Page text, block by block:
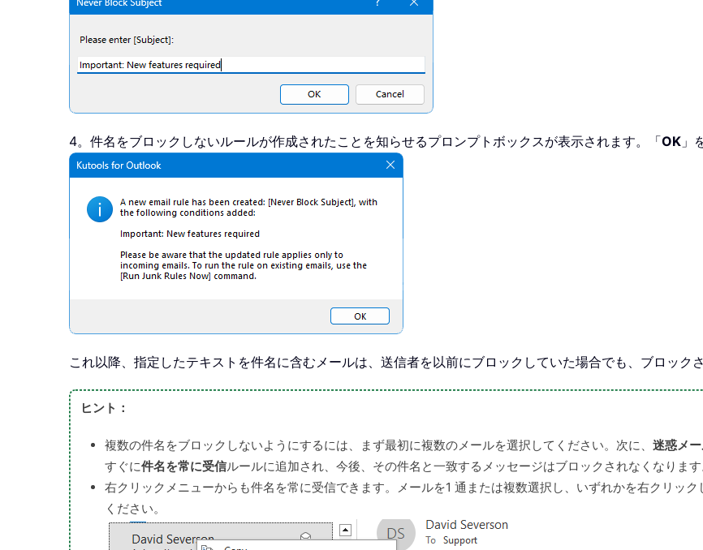
4。件名をブロックしないルールが作成されたことを知らせるプロンプトボックスが表示されます。「OK 」
これ以降、指定したテキストを件名に含むメールは、送信者を以前にブロックしていた場合でも、ブロック
ヒント：
複数の件名をブロックしないようにするには、まず最初に複数のメールを選択してください。次に、 迷惑メ
すぐに件名を常に受信ルールに追加され、今後、その件名と一致するメッセージはブロックされなくなります
右クリックメニューからも件名を常に受信できます。メールを1 通または複数選択し、いずれかを右クリック
ください。